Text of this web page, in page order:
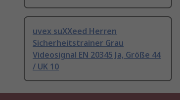
uvex suXXeed Herren
Sicherheitstrainer Grau
Videosignal EN 20345 Ja, Größe 44
/ UK 10